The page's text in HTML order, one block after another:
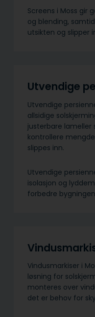
Screens i Moss gir
og blending,
utsikten og slipper
Utvendige
Utvendige
allsidige
justerbare lameller
kontrollere
slippes inn.
Utvendige
isolasjon og
forbedre
Vindusmarkiser i
løsning for
monteres over
det er behov for